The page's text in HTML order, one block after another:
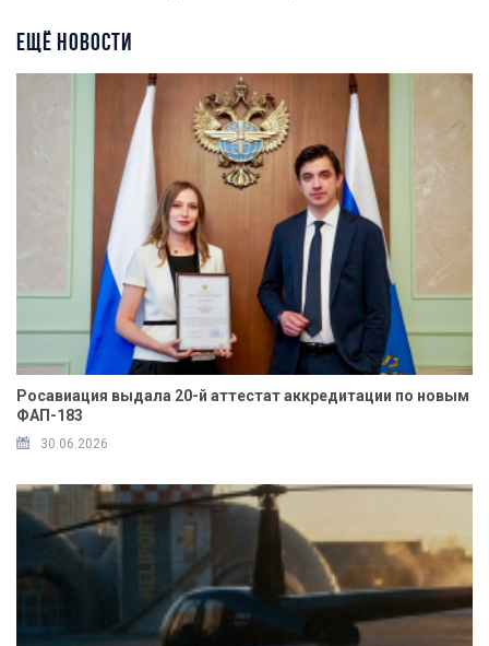
ЕЩЁ НОВОСТИ
Росавиация выдала 20-й аттестат аккредитации по новым
ФАП-183
30.06.2026